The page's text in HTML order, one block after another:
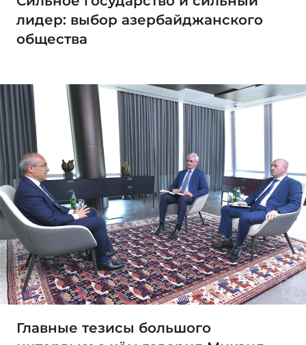
лидер: выбор азербайджанского
общества
Главные тезисы большого